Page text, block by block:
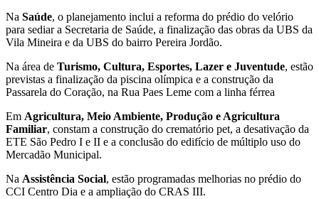
Na Saúde, o planejamento inclui a reforma do prédio do velório
para sediar a Secretaria de Saúde, a finalização das obras da UBS da
Vila Mineira e da UBS do bairro Pereira Jordão.
Na área de Turismo, Cultura, Esportes, Lazer e Juventude, estão
previstas a finalização da piscina olímpica e a construção da
Passarela do Coração, na Rua Paes Leme com a linha férrea
Em Agricultura, Meio Ambiente, Produção e Agricultura
Familiar, constam a construção do crematório pet, a desativação da
ETE São Pedro I e II e a conclusão do edifício de múltiplo uso do
Mercadão Municipal.
Na Assistência Social, estão programadas melhorias no prédio do
CCI Centro Dia e a ampliação do CRAS III.